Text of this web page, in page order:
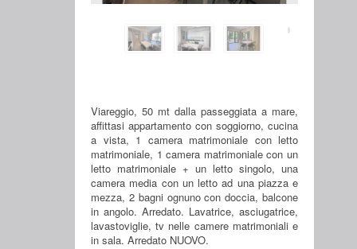
Viareggio, 50 mt dalla passeggiata a mare,
affittasi appartamento con soggiorno, cucina
a vista, 1 camera matrimoniale con letto
matrimoniale, 1 camera matrimoniale con un
letto matrimoniale + un letto singolo, una
camera media con un letto ad una piazza e
mezza, 2 bagni ognuno con doccia, balcone
in angolo. Arredato. Lavatrice, asciugatrice,
lavastoviglie, tv nelle camere matrimoniali e
in sala. Arredato NUOVO.